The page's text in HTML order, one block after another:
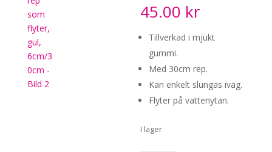
45.00 kr
Tillverkad i mjukt
gummi.
Med 30cm rep.
Kan enkelt slungas iväg.
Flyter på vattenytan.
I lager